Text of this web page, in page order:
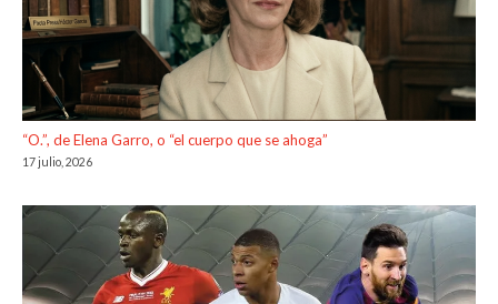
“O.”, de Elena Garro, o “el cuerpo que se ahoga”
17 julio, 2026